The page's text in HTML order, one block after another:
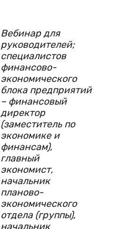
Вебинар для
руководителей;
специалистов
финансово-
экономического
блока предприятий
– финансовый
директор
(заместитель по
экономике и
финансам),
главный
экономист,
начальник
планово-
экономического
отдела (группы),
начальник